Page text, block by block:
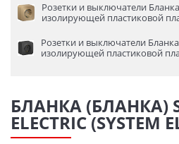
Розетки и выключатели
изолирующей пластиковой
Розетки и выключатели
изолирующей пластиковой
БЛАНКА (БЛАНКА)
ELECTRIC (SYSTEM